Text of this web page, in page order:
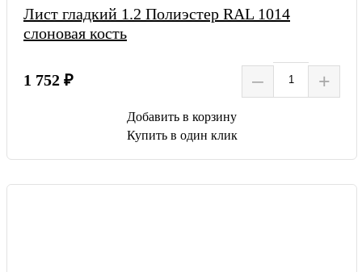
Лист гладкий 1.2 Полиэстер RAL 1014
слоновая кость
1 752 ₽ – +
Добавить в корзину
Купить в один клик